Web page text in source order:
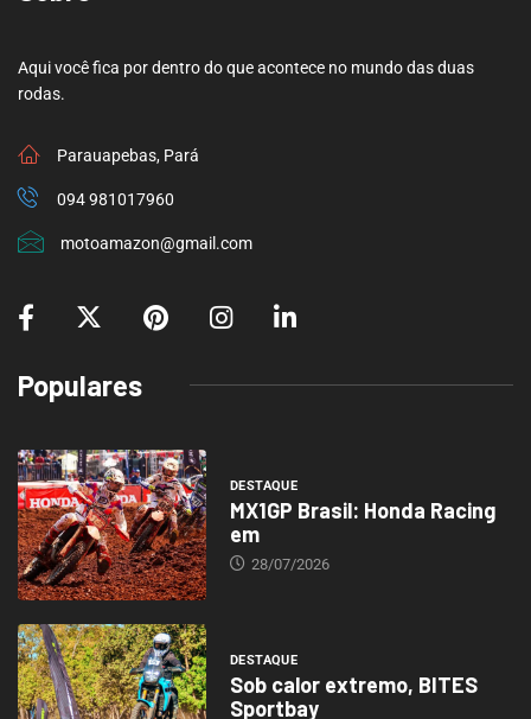
Aqui você fica por dentro do que acontece no mundo das duas
rodas.
Parauapebas, Pará
094 981017960
motoamazon@gmail.com
Populares
DESTAQUE
MX1GP Brasil: Honda Racing
em
28/07/2026
DESTAQUE
Sob calor extremo, BITES
Sportbay